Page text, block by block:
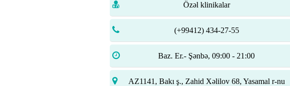
Özəl klinikalar
(+99412) 434-27-55
Baz. Er.- Şənbə, 09:00 - 21:00
AZ1141, Bakı ş., Zahid Xəlilov 68, Yasamal r-nu